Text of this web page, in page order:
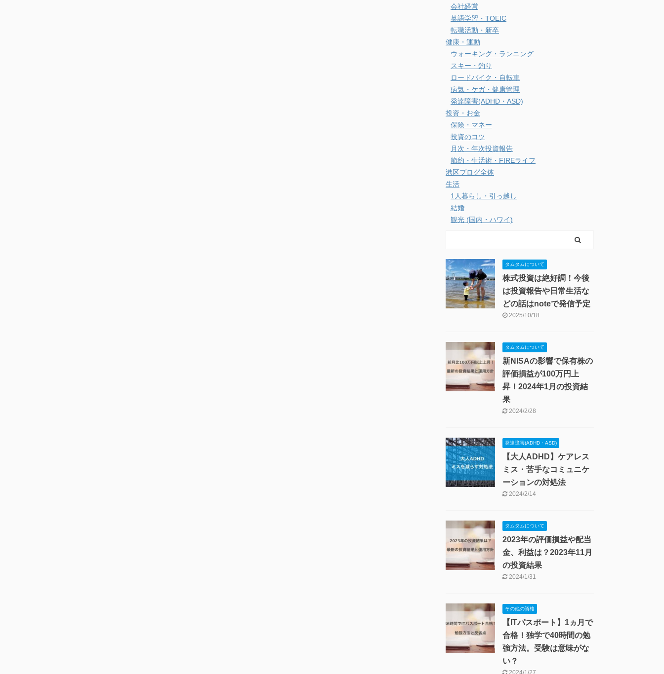
会社経営
英語学習・TOEIC
転職活動・新卒
健康・運動
ウォーキング・ランニング
スキー・釣り
ロードバイク・自転車
病気・ケガ・健康管理
発達障害(ADHD・ASD)
投資・お金
保険・マネー
投資のコツ
月次・年次投資報告
節約・生活術・FIREライフ
港区ブログ全体
生活
1人暮らし・引っ越し
結婚
観光 (国内・ハワイ)
タムタムについて
株式投資は絶好調！今後
は投資報告や日常生活な
どの話はnoteで発信予定
2025/10/18
タムタムについて
新NISAの影響で保有株の
評価損益が100万円上
昇！2024年1月の投資結
果
2024/2/28
発達障害(ADHD・ASD)
【大人ADHD】ケアレス
ミス・苦手なコミュニケ
ーションの対処法
2024/2/14
タムタムについて
2023年の評価損益や配当
金、利益は？2023年11月
の投資結果
2024/1/31
その他の資格
【ITパスポート】1ヵ月で
合格！独学で40時間の勉
強方法。受験は意味がな
い？
2024/1/27